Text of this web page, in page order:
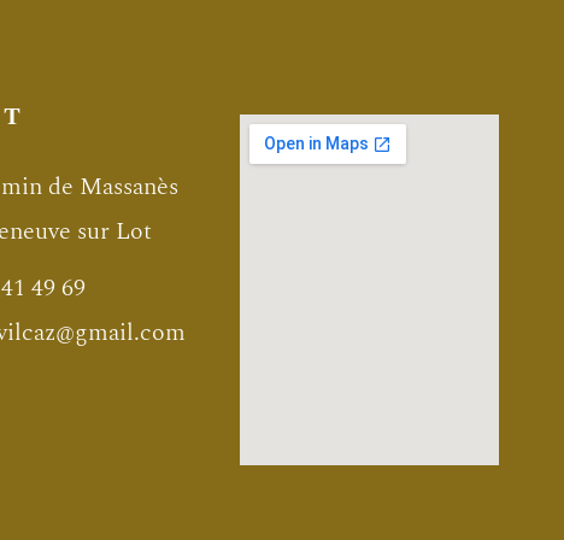
de Massanès
sur Lot
49 69